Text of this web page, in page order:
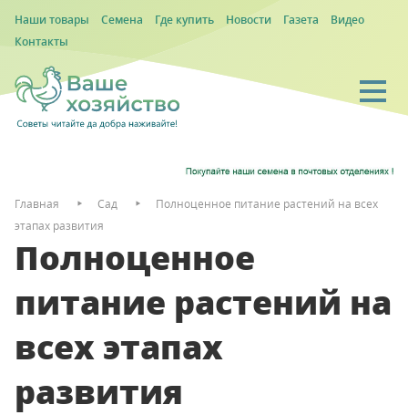
Наши товары Семена Где купить Новости Газета
Видео
Контакты
Главная Сад
Полноценное питание растений на всех
этапах развития
Полноценное
питание растений на
всех этапах
развития